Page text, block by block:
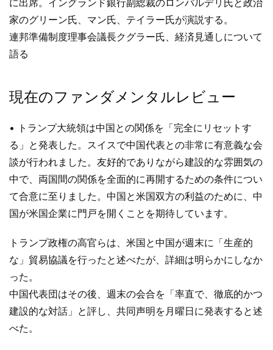
家のグリーン氏、マン氏、テイラー氏が演説する。
連邦準備制度理事会議長クグラー氏、経済見通しについて
語る
現在のファンダメンタルレビュー
• トランプ大統領は中国との関係を「完全にリセットす
る」と発表した。スイスで中国代表との非常に有意義な会
談が行われました。友好的でありながら建設的な雰囲気の
中で、両国間の関係を全面的に再開するための条件につい
て合意に至りました。中国と米国双方の利益のために、中
国が米国企業に門戸を開くことを期待しています。
トランプ政権の高官らは、米国と中国が週末に「生産的
な」貿易協議を行ったと述べたが、詳細は明らかにしなか
った。
中国代表団はその後、週末の会合を「率直で、徹底的かつ
建設的な対話」と評し、共同声明を月曜日に発表すると述
べた。